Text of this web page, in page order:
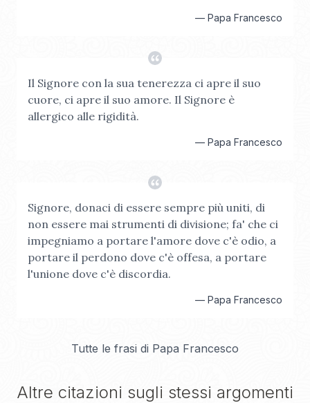
— Papa Francesco
Il Signore con la sua tenerezza ci apre il suo
cuore, ci apre il suo amore. Il Signore è
allergico alle rigidità.
— Papa Francesco
Signore, donaci di essere sempre più uniti, di
non essere mai strumenti di divisione; fa' che ci
impegniamo a portare l'amore dove c'è odio, a
portare il perdono dove c'è offesa, a portare
l'unione dove c'è discordia.
— Papa Francesco
Tutte le frasi di Papa Francesco
Altre citazioni sugli stessi argomenti